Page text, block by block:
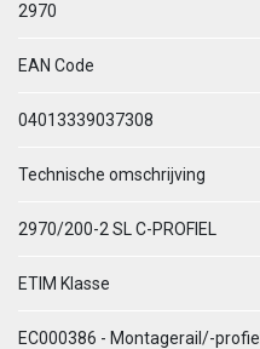
2970
EAN Code
04013339037308
Technische omschrijving
2970/200-2 SL C-PROFIEL
ETIM Klasse
EC000386 - Montagerail/-profiel